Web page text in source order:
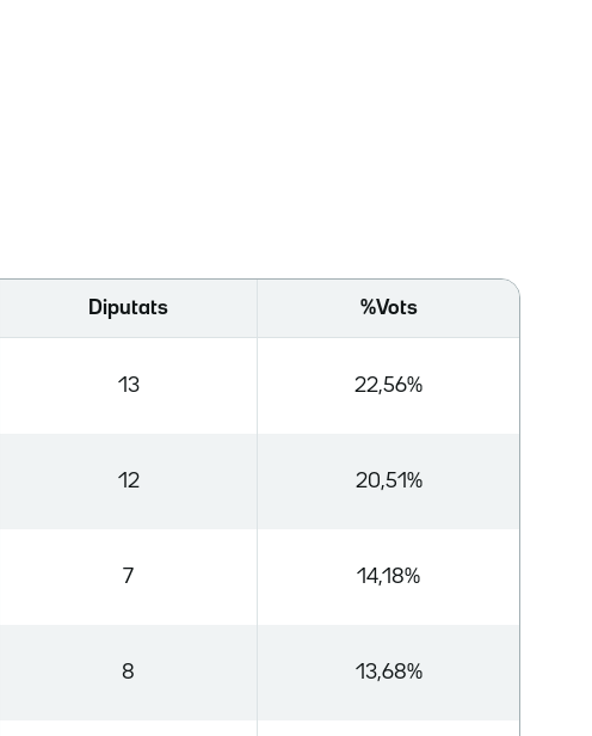
Diputats %Vots
13 22,56%
12 20,51%
7 14,18%
8 13,68%